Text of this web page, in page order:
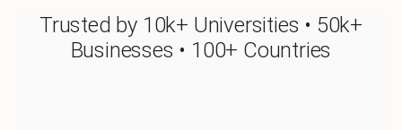
Trusted by 10k+ Universities • 50k+
Businesses • 100+ Countries